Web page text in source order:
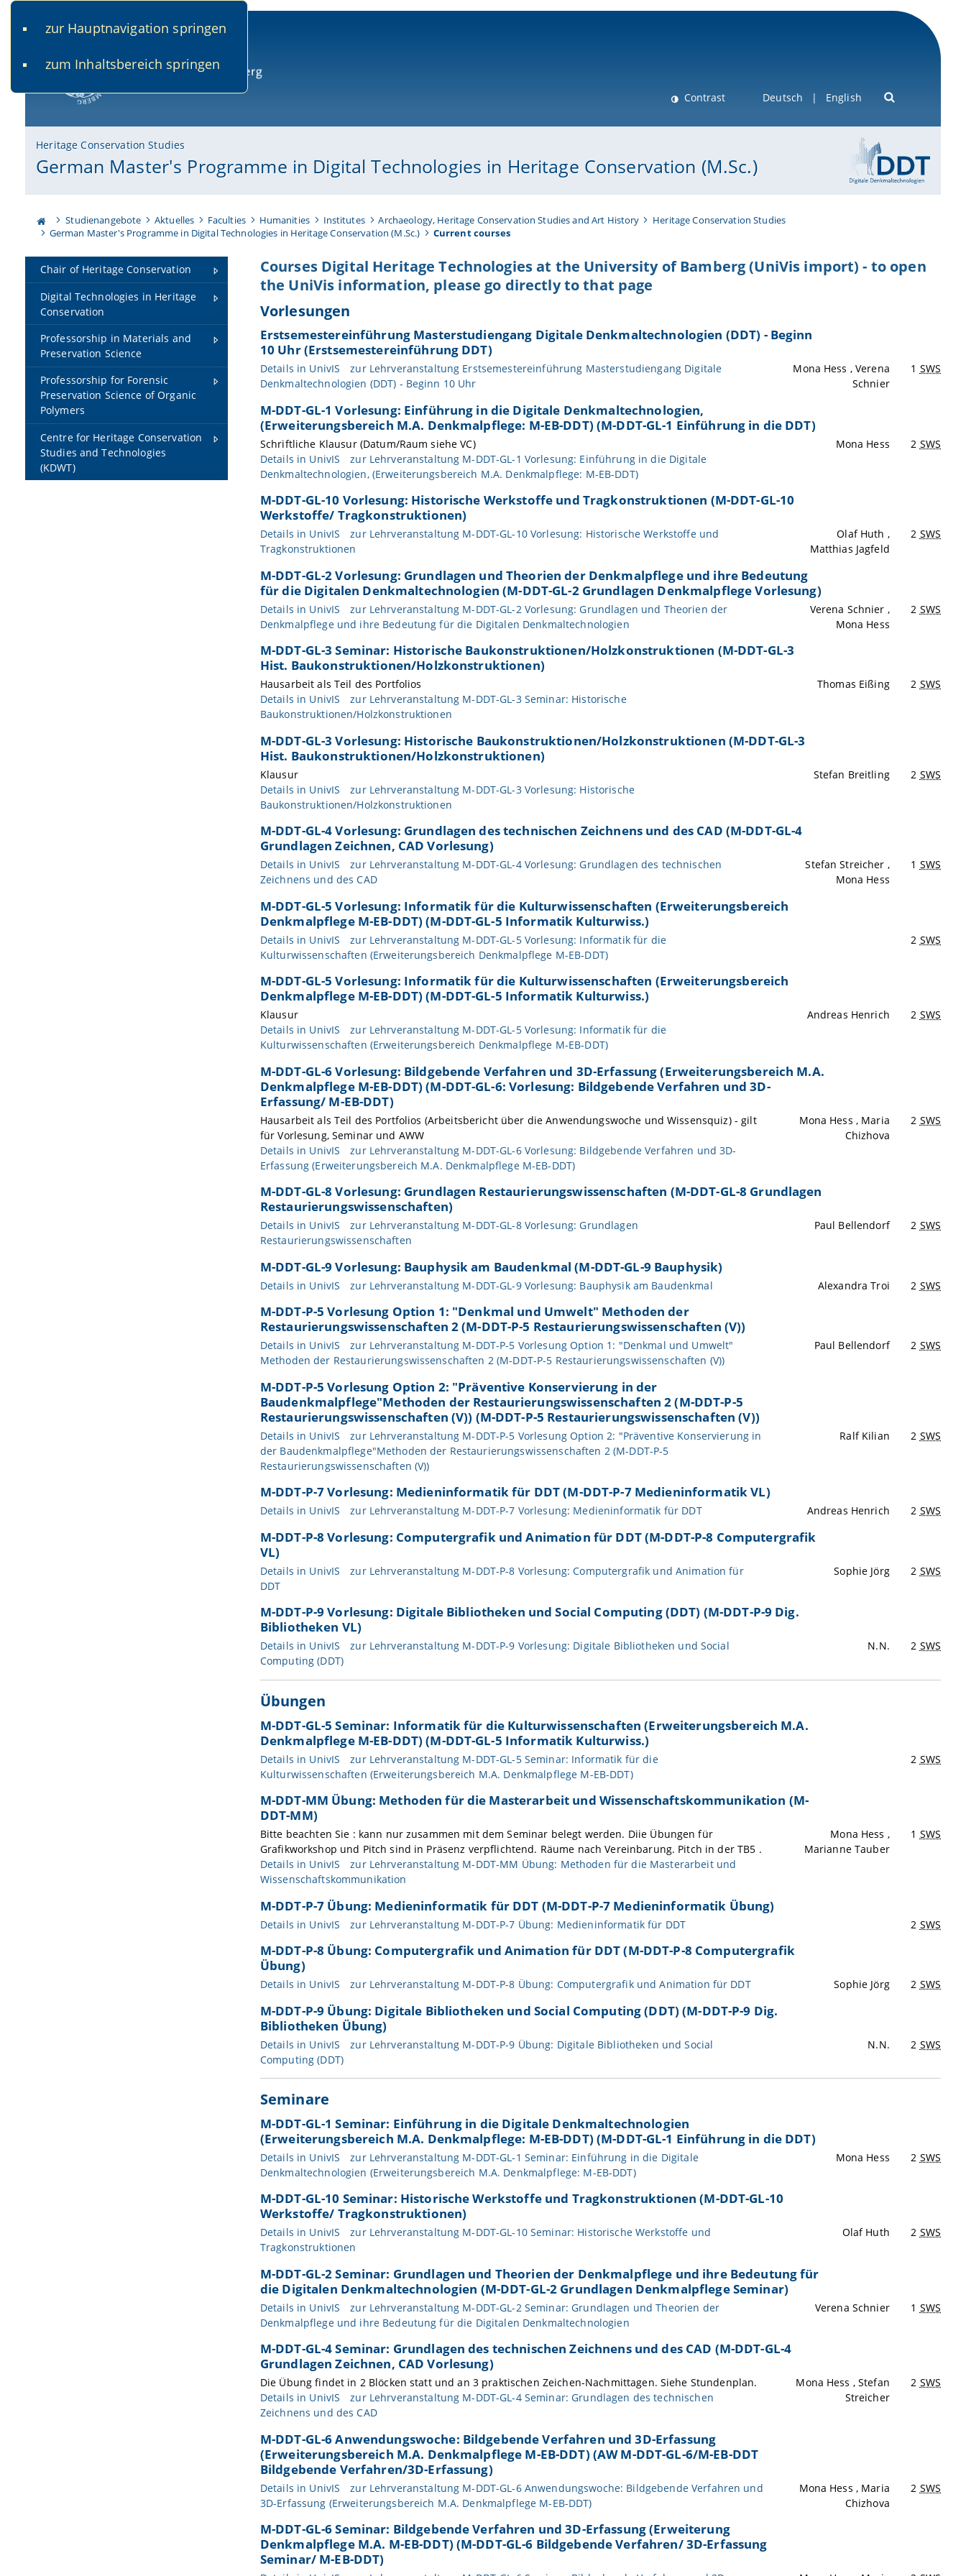
zur Hauptnavigation springen
zum Inhaltsbereich springen
Contrast Deutsch English
Heritage Conservation Studies
German Master's Programme in Digital Technologies in Heritage Conservation (M.Sc.)
Studienangebote Aktuelles Faculties Humanities Institutes Archaeology, Heritage Conservation Studies and Art History
Heritage Conservation Studies
German Master's Programme in Digital Technologies in Heritage Conservation (M.Sc.)
Current courses
Chair of Heritage Conservation
Digital Technologies in Heritage
Conservation
Professorship in Materials and
Preservation Science
Professorship for Forensic
Preservation Science of Organic
Polymers
Centre for Heritage Conservation
Studies and Technologies
(KDWT)
Courses Digital Heritage Technologies at the University of Bamberg (UniVis import) - to open
the UniVis information, please go directly to that page
Vorlesungen
Erstsemestereinführung Masterstudiengang Digitale Denkmaltechnologien (DDT) - Beginn
10 Uhr (Erstsemestereinführung DDT)
1 SWS
Mona Hess , Verena
Schnier
Details in UnivIS
zur Lehrveranstaltung Erstsemestereinführung Masterstudiengang Digitale
Denkmaltechnologien (DDT) - Beginn 10 Uhr
M-DDT-GL-1 Vorlesung: Einführung in die Digitale Denkmaltechnologien,
(Erweiterungsbereich M.A. Denkmalpflege: M-EB-DDT) (M-DDT-GL-1 Einführung in die DDT)
2 SWS
Mona Hess
Schriftliche Klausur (Datum/Raum siehe VC)
Details in UnivIS
zur Lehrveranstaltung M-DDT-GL-1 Vorlesung: Einführung in die Digitale
Denkmaltechnologien, (Erweiterungsbereich M.A. Denkmalpflege: M-EB-DDT)
M-DDT-GL-10 Vorlesung: Historische Werkstoffe und Tragkonstruktionen (M-DDT-GL-10
Werkstoffe/ Tragkonstruktionen)
2 SWS
Olaf Huth ,
Matthias Jagfeld
Details in UnivIS
zur Lehrveranstaltung M-DDT-GL-10 Vorlesung: Historische Werkstoffe und
Tragkonstruktionen
M-DDT-GL-2 Vorlesung: Grundlagen und Theorien der Denkmalpflege und ihre Bedeutung
für die Digitalen Denkmaltechnologien (M-DDT-GL-2 Grundlagen Denkmalpflege Vorlesung)
2 SWS
Verena Schnier ,
Mona Hess
Details in UnivIS
zur Lehrveranstaltung M-DDT-GL-2 Vorlesung: Grundlagen und Theorien der
Denkmalpflege und ihre Bedeutung für die Digitalen Denkmaltechnologien
M-DDT-GL-3 Seminar: Historische Baukonstruktionen/Holzkonstruktionen (M-DDT-GL-3
Hist. Baukonstruktionen/Holzkonstruktionen)
2 SWS
Thomas Eißing
Hausarbeit als Teil des Portfolios
Details in UnivIS
zur Lehrveranstaltung M-DDT-GL-3 Seminar: Historische
Baukonstruktionen/Holzkonstruktionen
M-DDT-GL-3 Vorlesung: Historische Baukonstruktionen/Holzkonstruktionen (M-DDT-GL-3
Hist. Baukonstruktionen/Holzkonstruktionen)
2 SWS
Stefan Breitling
Klausur
Details in UnivIS
zur Lehrveranstaltung M-DDT-GL-3 Vorlesung: Historische
Baukonstruktionen/Holzkonstruktionen
M-DDT-GL-4 Vorlesung: Grundlagen des technischen Zeichnens und des CAD (M-DDT-GL-4
Grundlagen Zeichnen, CAD Vorlesung)
1 SWS
Stefan Streicher ,
Mona Hess
Details in UnivIS
zur Lehrveranstaltung M-DDT-GL-4 Vorlesung: Grundlagen des technischen
Zeichnens und des CAD
M-DDT-GL-5 Vorlesung: Informatik für die Kulturwissenschaften (Erweiterungsbereich
Denkmalpflege M-EB-DDT) (M-DDT-GL-5 Informatik Kulturwiss.)
2 SWS
Details in UnivIS
zur Lehrveranstaltung M-DDT-GL-5 Vorlesung: Informatik für die
Kulturwissenschaften (Erweiterungsbereich Denkmalpflege M-EB-DDT)
M-DDT-GL-5 Vorlesung: Informatik für die Kulturwissenschaften (Erweiterungsbereich
Denkmalpflege M-EB-DDT) (M-DDT-GL-5 Informatik Kulturwiss.)
2 SWS
Andreas Henrich
Klausur
Details in UnivIS
zur Lehrveranstaltung M-DDT-GL-5 Vorlesung: Informatik für die
Kulturwissenschaften (Erweiterungsbereich Denkmalpflege M-EB-DDT)
M-DDT-GL-6 Vorlesung: Bildgebende Verfahren und 3D-Erfassung (Erweiterungsbereich M.A.
Denkmalpflege M-EB-DDT) (M-DDT-GL-6: Vorlesung: Bildgebende Verfahren und 3D-
Erfassung/ M-EB-DDT)
2 SWS
Mona Hess , Maria
Chizhova
Hausarbeit als Teil des Portfolios (Arbeitsbericht über die Anwendungswoche und Wissensquiz) - gilt
für Vorlesung, Seminar und AWW
Details in UnivIS
zur Lehrveranstaltung M-DDT-GL-6 Vorlesung: Bildgebende Verfahren und 3D-
Erfassung (Erweiterungsbereich M.A. Denkmalpflege M-EB-DDT)
M-DDT-GL-8 Vorlesung: Grundlagen Restaurierungswissenschaften (M-DDT-GL-8 Grundlagen
Restaurierungswissenschaften)
2 SWS
Paul Bellendorf
Details in UnivIS
zur Lehrveranstaltung M-DDT-GL-8 Vorlesung: Grundlagen
Restaurierungswissenschaften
M-DDT-GL-9 Vorlesung: Bauphysik am Baudenkmal (M-DDT-GL-9 Bauphysik)
2 SWS
Alexandra Troi
Details in UnivIS zur Lehrveranstaltung M-DDT-GL-9 Vorlesung: Bauphysik am Baudenkmal
M-DDT-P-5 Vorlesung Option 1: "Denkmal und Umwelt" Methoden der
Restaurierungswissenschaften 2 (M-DDT-P-5 Restaurierungswissenschaften (V))
2 SWS
Paul Bellendorf
Details in UnivIS
zur Lehrveranstaltung M-DDT-P-5 Vorlesung Option 1: "Denkmal und Umwelt"
Methoden der Restaurierungswissenschaften 2 (M-DDT-P-5 Restaurierungswissenschaften (V))
M-DDT-P-5 Vorlesung Option 2: "Präventive Konservierung in der
Baudenkmalpflege"Methoden der Restaurierungswissenschaften 2 (M-DDT-P-5
Restaurierungswissenschaften (V)) (M-DDT-P-5 Restaurierungswissenschaften (V))
2 SWS
Ralf Kilian
Details in UnivIS
zur Lehrveranstaltung M-DDT-P-5 Vorlesung Option 2: "Präventive Konservierung in
der Baudenkmalpflege"Methoden der Restaurierungswissenschaften 2 (M-DDT-P-5
Restaurierungswissenschaften (V))
M-DDT-P-7 Vorlesung: Medieninformatik für DDT (M-DDT-P-7 Medieninformatik VL)
2 SWS
Andreas Henrich
Details in UnivIS zur Lehrveranstaltung M-DDT-P-7 Vorlesung: Medieninformatik für DDT
M-DDT-P-8 Vorlesung: Computergrafik und Animation für DDT (M-DDT-P-8 Computergrafik
VL)
2 SWS
Sophie Jörg
Details in UnivIS
zur Lehrveranstaltung M-DDT-P-8 Vorlesung: Computergrafik und Animation für
DDT
M-DDT-P-9 Vorlesung: Digitale Bibliotheken und Social Computing (DDT) (M-DDT-P-9 Dig.
Bibliotheken VL)
2 SWS
N.N.
Details in UnivIS
zur Lehrveranstaltung M-DDT-P-9 Vorlesung: Digitale Bibliotheken und Social
Computing (DDT)
Übungen
M-DDT-GL-5 Seminar: Informatik für die Kulturwissenschaften (Erweiterungsbereich M.A.
Denkmalpflege M-EB-DDT) (M-DDT-GL-5 Informatik Kulturwiss.)
2 SWS
Details in UnivIS
zur Lehrveranstaltung M-DDT-GL-5 Seminar: Informatik für die
Kulturwissenschaften (Erweiterungsbereich M.A. Denkmalpflege M-EB-DDT)
M-DDT-MM Übung: Methoden für die Masterarbeit und Wissenschaftskommunikation (M-
DDT-MM)
1 SWS
Mona Hess ,
Marianne Tauber
Bitte beachten Sie : kann nur zusammen mit dem Seminar belegt werden. Diie Übungen für
Grafikworkshop und Pitch sind in Präsenz verpflichtend. Räume nach Vereinbarung. Pitch in der TB5 .
Details in UnivIS
zur Lehrveranstaltung M-DDT-MM Übung: Methoden für die Masterarbeit und
Wissenschaftskommunikation
M-DDT-P-7 Übung: Medieninformatik für DDT (M-DDT-P-7 Medieninformatik Übung)
2 SWS
Details in UnivIS zur Lehrveranstaltung M-DDT-P-7 Übung: Medieninformatik für DDT
M-DDT-P-8 Übung: Computergrafik und Animation für DDT (M-DDT-P-8 Computergrafik
Übung)
2 SWS
Sophie Jörg
Details in UnivIS zur Lehrveranstaltung M-DDT-P-8 Übung: Computergrafik und Animation für DDT
M-DDT-P-9 Übung: Digitale Bibliotheken und Social Computing (DDT) (M-DDT-P-9 Dig.
Bibliotheken Übung)
2 SWS
N.N.
Details in UnivIS
zur Lehrveranstaltung M-DDT-P-9 Übung: Digitale Bibliotheken und Social
Computing (DDT)
Seminare
M-DDT-GL-1 Seminar: Einführung in die Digitale Denkmaltechnologien
(Erweiterungsbereich M.A. Denkmalpflege: M-EB-DDT) (M-DDT-GL-1 Einführung in die DDT)
2 SWS
Mona Hess
Details in UnivIS
zur Lehrveranstaltung M-DDT-GL-1 Seminar: Einführung in die Digitale
Denkmaltechnologien (Erweiterungsbereich M.A. Denkmalpflege: M-EB-DDT)
M-DDT-GL-10 Seminar: Historische Werkstoffe und Tragkonstruktionen (M-DDT-GL-10
Werkstoffe/ Tragkonstruktionen)
2 SWS
Olaf Huth
Details in UnivIS
zur Lehrveranstaltung M-DDT-GL-10 Seminar: Historische Werkstoffe und
Tragkonstruktionen
M-DDT-GL-2 Seminar: Grundlagen und Theorien der Denkmalpflege und ihre Bedeutung für
die Digitalen Denkmaltechnologien (M-DDT-GL-2 Grundlagen Denkmalpflege Seminar)
1 SWS
Verena Schnier
Details in UnivIS
zur Lehrveranstaltung M-DDT-GL-2 Seminar: Grundlagen und Theorien der
Denkmalpflege und ihre Bedeutung für die Digitalen Denkmaltechnologien
M-DDT-GL-4 Seminar: Grundlagen des technischen Zeichnens und des CAD (M-DDT-GL-4
Grundlagen Zeichnen, CAD Vorlesung)
2 SWS
Mona Hess , Stefan
Streicher
Die Übung findet in 2 Blöcken statt und an 3 praktischen Zeichen-Nachmittagen. Siehe Stundenplan.
Details in UnivIS
zur Lehrveranstaltung M-DDT-GL-4 Seminar: Grundlagen des technischen
Zeichnens und des CAD
M-DDT-GL-6 Anwendungswoche: Bildgebende Verfahren und 3D-Erfassung
(Erweiterungsbereich M.A. Denkmalpflege M-EB-DDT) (AW M-DDT-GL-6/M-EB-DDT
Bildgebende Verfahren/3D-Erfassung)
2 SWS
Mona Hess , Maria
Chizhova
Details in UnivIS
zur Lehrveranstaltung M-DDT-GL-6 Anwendungswoche: Bildgebende Verfahren und
3D-Erfassung (Erweiterungsbereich M.A. Denkmalpflege M-EB-DDT)
M-DDT-GL-6 Seminar: Bildgebende Verfahren und 3D-Erfassung (Erweiterung
Denkmalpflege M.A. M-EB-DDT) (M-DDT-GL-6 Bildgebende Verfahren/ 3D-Erfassung
Seminar/ M-EB-DDT)